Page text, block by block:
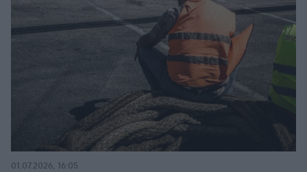
01.07.2026, 16:05